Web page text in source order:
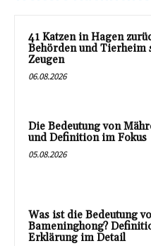
41 Katzen in Hagen
Behörden und Tierheim
Zeugen
06.08.2026
Die Bedeutung von
und Definition im Fokus
05.08.2026
Was ist die Bedeutung
Bameninghong?
Erklärung im Detail